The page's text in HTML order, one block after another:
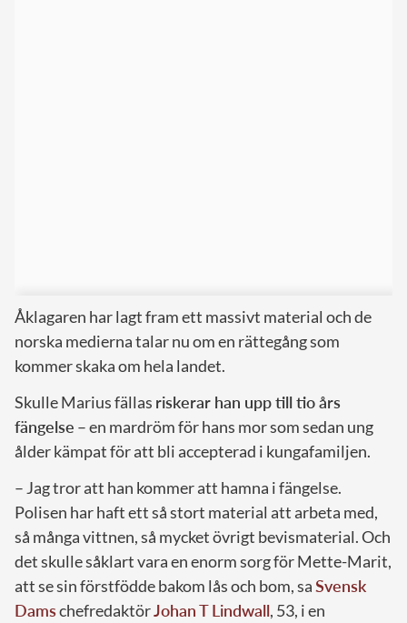
Åklagaren har lagt fram ett massivt material och de
norska medierna talar nu om en rättegång som
kommer skaka om hela landet.
Skulle Marius fällas riskerar han upp till tio års
fängelse – en mardröm för hans mor som sedan ung
ålder kämpat för att bli accepterad i kungafamiljen.
– Jag tror att han kommer att hamna i fängelse.
Polisen har haft ett så stort material att arbeta med,
så många vittnen, så mycket övrigt bevismaterial. Och
det skulle såklart vara en enorm sorg för Mette-Marit,
att se sin förstfödde bakom lås och bom, saSvensk
DamschefredaktörJohan T Lindwall, 53, i en